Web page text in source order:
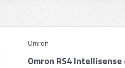
Omron
Omron RS4